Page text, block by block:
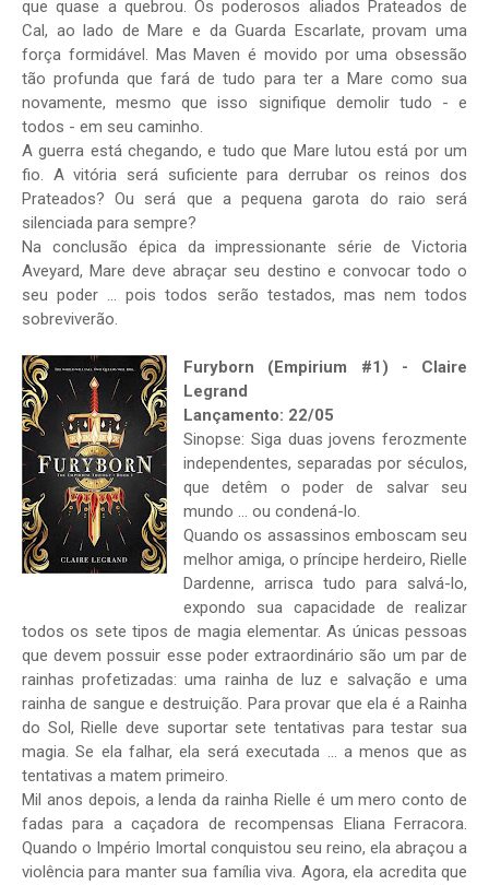
que quase a quebrou. Os poderosos aliados Prateados de
Cal, ao lado de Mare e da Guarda Escarlate, provam uma
força formidável. Mas Maven é movido por uma obsessão
tão profunda que fará de tudo para ter a Mare como sua
novamente, mesmo que isso signifique demolir tudo - e
todos - em seu caminho.
A guerra está chegando, e tudo que Mare lutou está por um
fio. A vitória será suficiente para derrubar os reinos dos
Prateados? Ou será que a pequena garota do raio será
silenciada para sempre?
Na conclusão épica da impressionante série de Victoria
Aveyard, Mare deve abraçar seu destino e convocar todo o
seu poder ... pois todos serão testados, mas nem todos
sobreviverão.
Furyborn (Empirium #1) - Claire
Legrand
Lançamento: 22/05
Sinopse: Siga duas jovens ferozmente
independentes, separadas por séculos,
que detêm o poder de salvar seu
mundo ... ou condená-lo.
Quando os assassinos emboscam seu
melhor amiga, o príncipe herdeiro, Rielle
Dardenne, arrisca tudo para salvá-lo,
expondo sua capacidade de realizar
todos os sete tipos de magia elementar. As únicas pessoas
que devem possuir esse poder extraordinário são um par de
rainhas profetizadas: uma rainha de luz e salvação e uma
rainha de sangue e destruição. Para provar que ela é a Rainha
do Sol, Rielle deve suportar sete tentativas para testar sua
magia. Se ela falhar, ela será executada ... a menos que as
tentativas a matem primeiro.
Mil anos depois, a lenda da rainha Rielle é um mero conto de
fadas para a caçadora de recompensas Eliana Ferracora.
Quando o Império Imortal conquistou seu reino, ela abraçou a
violência para manter sua família viva. Agora, ela acredita que